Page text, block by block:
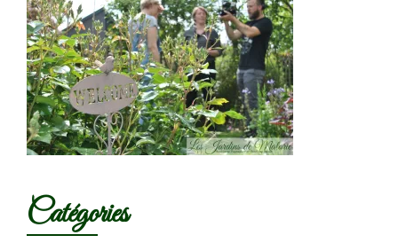
Catégories